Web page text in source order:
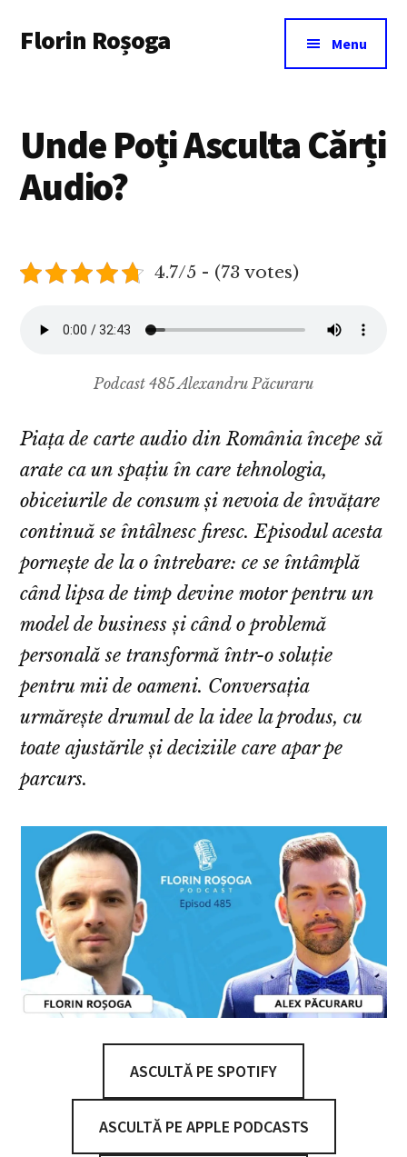
main
menu
Florin Roșoga Menu
Unde Poți Asculta Cărți
Audio?
4.7/5 - (73 votes)
Podcast 485 Alexandru Păcuraru
Piața de carte audio din România începe să
arate ca un spațiu în care tehnologia,
obiceiurile de consum și nevoia de învățare
continuă se întâlnesc firesc. Episodul acesta
pornește de la o întrebare: ce se întâmplă
când lipsa de timp devine motor pentru un
model de business și când o problemă
personală se transformă într-o soluție
pentru mii de oameni. Conversația
urmărește drumul de la idee la produs, cu
toate ajustările și deciziile care apar pe
parcurs.
ASCULTĂ PE SPOTIFY
ASCULTĂ PE APPLE PODCASTS